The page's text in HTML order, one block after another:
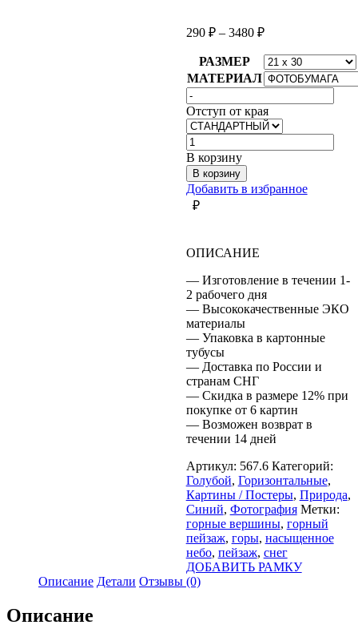
290 ₽– 3480 ₽
РАЗМЕР
МАТЕРИАЛ
Отступ от края
Количество
товара
ПЕЙЗАЖ
ГОРНЫЕ
ВЕРШИНЫ
В корзину
В корзину
Добавить в избранное
₽
ОПИСАНИЕ
— Изготовление в течении 1-
2 рабочего дня
— Высококачественные ЭКО
материалы
— Упаковка в картонные
тубусы
— Доставка по России и
странам СНГ
— Скидка в размере 12% при
покупке от 6 картин
— Возможен возврат в
течении 14 дней
Артикул: 567.6 Категорий:
Голубой, Горизонтальные,
Картины / Постеры, Природа,
Синий, Фотография Метки:
горные вершины, горный
пейзаж, горы, насыщенное
небо, пейзаж, снег
ДОБАВИТЬ РАМКУ
Описание Детали Отзывы (0)
Описание